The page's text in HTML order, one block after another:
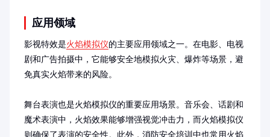
应用领域
影视特效是火焰模拟仪的主要应用领域之一。在电影、电视
剧和广告拍摄中，它能够安全地模拟火灾、爆炸等场景，避
免真实火焰带来的风险。
舞台表演也是火焰模拟仪的重要应用场景。音乐会、话剧和
魔术表演中，火焰效果能够增强视觉冲击力，而火焰模拟仪
则确保了表演的安全性。此外，消防安全培训中也常用火焰